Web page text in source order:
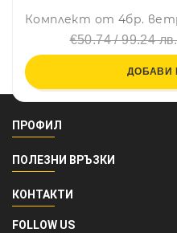
€50.74 / 99.24 лв.
ДОБАВИ
ПРОФИЛ
ПОЛЕЗНИ ВРЪЗКИ
КОНТАКТИ
FOLLOW US